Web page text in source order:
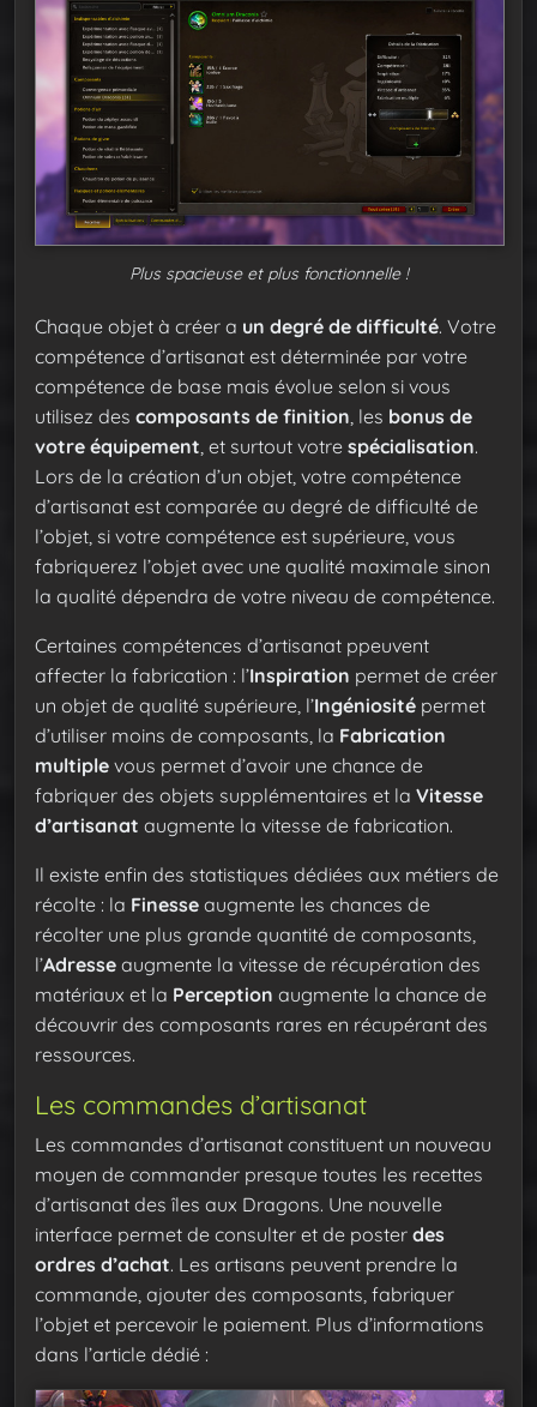
Plus spacieuse et plus fonctionnelle !
Chaque objet à créer a un degré de difficulté. Votre
compétence d’artisanat est déterminée par votre
compétence de base mais évolue selon si vous
utilisez des composants de finition, les bonus de
votre équipement, et surtout votre spécialisation.
Lors de la création d’un objet, votre compétence
d’artisanat est comparée au degré de difficulté de
l’objet, si votre compétence est supérieure, vous
fabriquerez l’objet avec une qualité maximale sinon
la qualité dépendra de votre niveau de compétence.
Certaines compétences d’artisanat ppeuvent
affecter la fabrication : l’Inspiration permet de créer
un objet de qualité supérieure, l’Ingéniosité permet
d’utiliser moins de composants, la Fabrication
multiple vous permet d’avoir une chance de
fabriquer des objets supplémentaires et la Vitesse
d’artisanat augmente la vitesse de fabrication.
Il existe enfin des statistiques dédiées aux métiers de
récolte : la Finesse augmente les chances de
récolter une plus grande quantité de composants,
l’Adresse augmente la vitesse de récupération des
matériaux et la Perception augmente la chance de
découvrir des composants rares en récupérant des
ressources.
Les commandes d’artisanat
Les commandes d’artisanat constituent un nouveau
moyen de commander presque toutes les recettes
d’artisanat des îles aux Dragons. Une nouvelle
interface permet de consulter et de poster des
ordres d’achat. Les artisans peuvent prendre la
commande, ajouter des composants, fabriquer
l’objet et percevoir le paiement. Plus d’informations
dans l’article dédié :